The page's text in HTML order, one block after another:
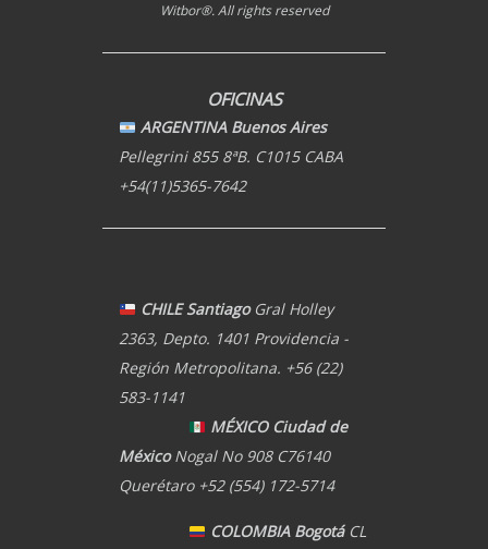
Witbor®. All rights reserved
OFICINAS
ARGENTINA Buenos Aires
Pellegrini 855 8ªB. C1015 CABA
+54(11)5365-7642
CHILE Santiago Gral Holley
2363, Depto. 1401 Providencia -
Región Metropolitana. +56 (22)
583-1141
MÉXICO Ciudad de
MéxicoNogal No 908 C76140
Querétaro +52 (554) 172-5714
COLOMBIA BogotáCL